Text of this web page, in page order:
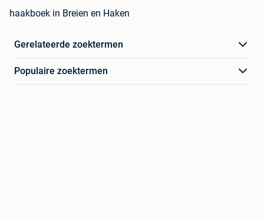
haakboek in Breien en Haken
Gerelateerde zoektermen
Populaire zoektermen